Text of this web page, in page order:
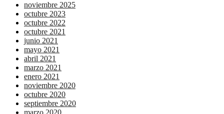
noviembre 2025
octubre 2023
octubre 2022
octubre 2021
junio 2021
mayo 2021
abril 2021
marzo 2021
enero 2021
noviembre 2020
octubre 2020
septiembre 2020